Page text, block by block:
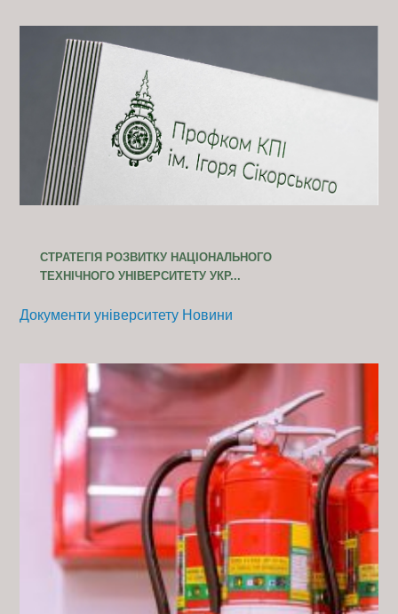
СТРАТЕГІЯ РОЗВИТКУ НАЦІОНАЛЬНОГО
ТЕХНІЧНОГО УНІВЕРСИТЕТУ УКР...
Документи університету Новини